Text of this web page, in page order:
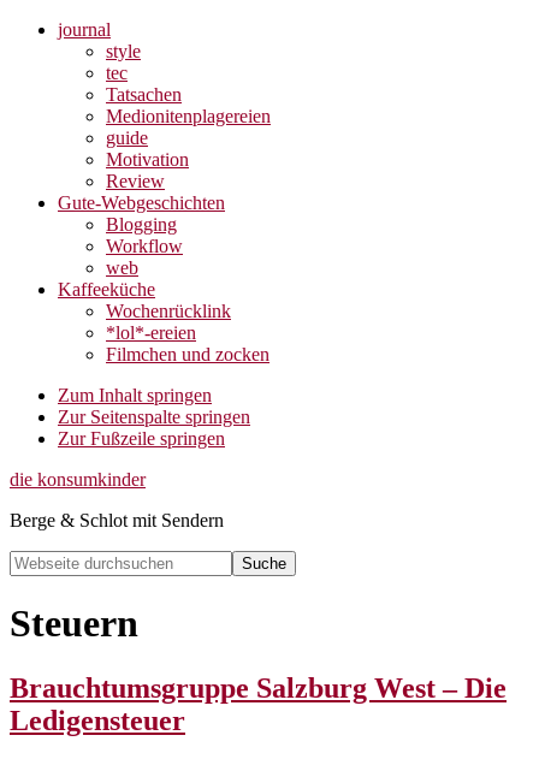
journal
style
tec
Tatsachen
Medionitenplagereien
guide
Motivation
Review
Gute-Webgeschichten
Blogging
Workflow
web
Kaffeeküche
Wochenrücklink
*lol*-ereien
Filmchen und zocken
Zum Inhalt springen
Zur Seitenspalte springen
Zur Fußzeile springen
die konsumkinder
Berge & Schlot mit Sendern
Webseite
durchsuchen
Search
Steuern
Brauchtumsgruppe Salzburg West – Die
Ledigensteuer